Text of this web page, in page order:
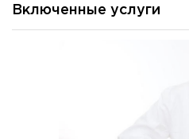
Включенные услуги